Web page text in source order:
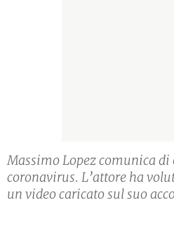
Massimo Lopez comunica di
coronavirus. L’attore ha
un video caricato sul suo